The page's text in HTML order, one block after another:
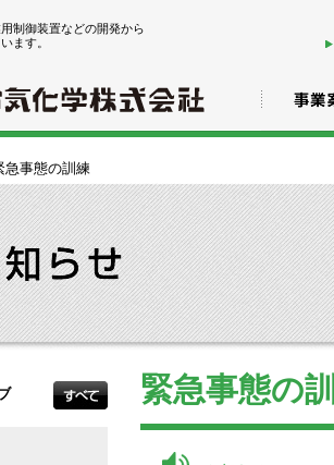
制御装置などの開発から
ます。
急事態の訓練
緊急事態の